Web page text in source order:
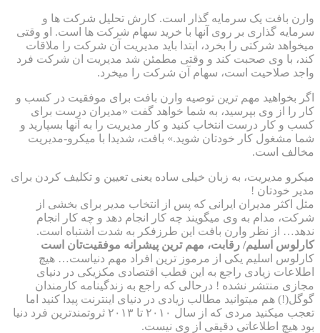
وارن بافت یک سرمایه گذار است. کارش تحلیل شرکت ها و
سرمایه گذاری بر روی آنها با خرید سهام شرکت ها است. او وقتی
میخواهد شرکتی را بخرد، ابتدا باید مدیریت آن شرکت را ملاقات
کند، با وی صحبت کند و وقتی مطمئن شد مدیریت ان شرکت فرد
واجد صلاحیت است، سهام آن شرکت را میخرد.
اگر بخواهید مهم ترین توصیه وارن بافت برای موفقیت در کسب و
کار را از وی بپرسید، به شما خواهد گفت «مدیران درست برای
کسب و کار درست انتخاب کنید و کار مدیریت را به آنها بسپارید و
شما مشغول کار خودتان شوید.» بافت، شدیدا با میکرو-مدیریت
مخالف است.
میکرو مدیریت، به زبان خیلی ساده یعنی تعیین و تکلیف کردن برای
مدیر خودتان !
مثل اکثر مدیران ایرانی که پس از انتخاب مدیر برای بخشی از
شرکت، مدام به وی میگویند چه کار انجام دهد و چه کار انجام
ندهد… از نظر وارن بافت این طرزفکر به شدت اشتباه است.
کارلوس اسلیم/ رقابت، مهم ترین پیشرانه موفقیت‌تان است
کارلوس اسلیم یکی از مرموز ترین افراد مهم دنیاست… هیچ
اطلاعات زیادی راجع به این قطب اقتصادی مکزیکی در دنیای
مجازی منتشر نشده ! درحالی که راجع به زندگینامه کارمندان
گوگل(!) هم میتوانید مطالب زیادی در دنیای اینترنت پیدا کنید اما
تعجب میکنید مردی که از سال ۲۰۱۰ تا ۲۰۱۳ ثروتمندترین فرد دنیا
بود هیچ اطلاعاتی دقیقی از وی نیست.